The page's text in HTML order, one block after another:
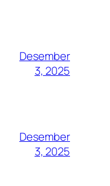
Desember
3, 2025
Desember
3, 2025